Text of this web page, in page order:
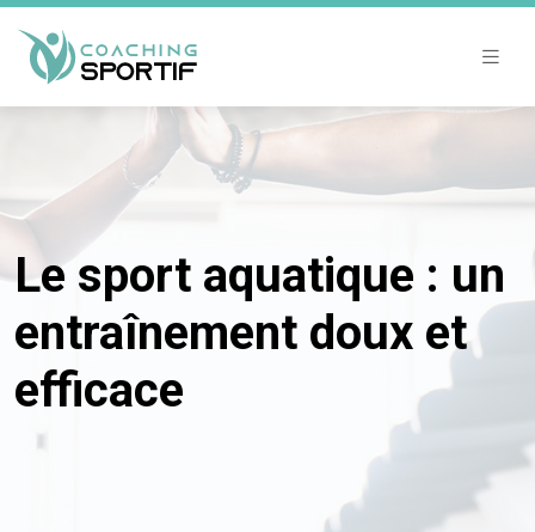
Le sport aquatique : un
entraînement doux et
efficace